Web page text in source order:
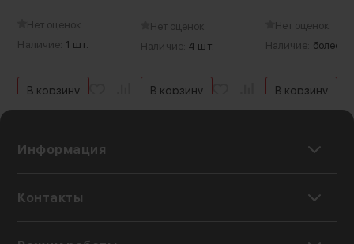
Нет оценок
Наличие: 1 шт.
В корзину
Нет оценок
Наличие: 4 шт.
В корзину
Нет оценок
Наличие: более 5
В корзину
Информация
Контакты